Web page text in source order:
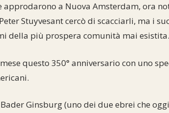
a Nuova Amsterdam, ora
Stuyvesant cercò di scacciarli, ma i
della più prospera comunità mai esistita.
questo 350° anniversario con uno
Ginsburg (uno dei due ebrei che